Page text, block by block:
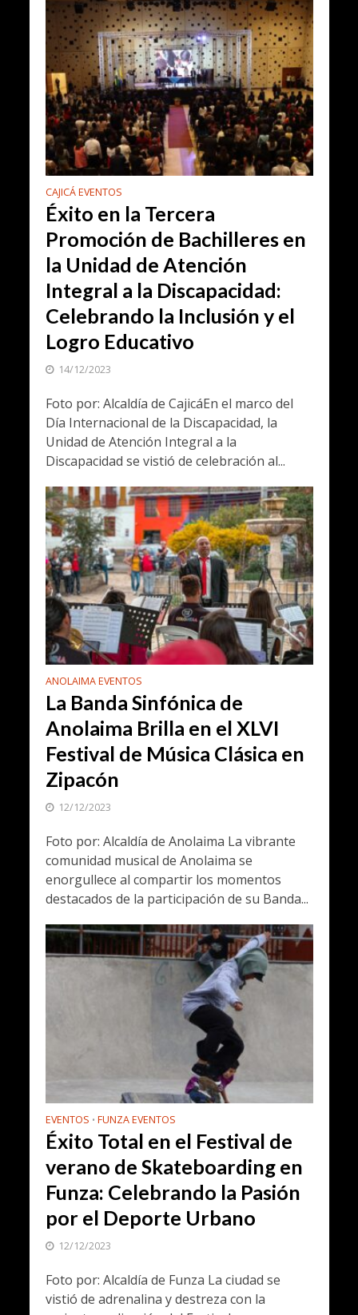
CAJICÁ EVENTOS
Éxito en la Tercera
Promoción de Bachilleres en
la Unidad de Atención
Integral a la Discapacidad:
Celebrando la Inclusión y el
Logro Educativo
14/12/2023
Foto por: Alcaldía de CajicáEn el marco del
Día Internacional de la Discapacidad, la
Unidad de Atención Integral a la
Discapacidad se vistió de celebración al...
ANOLAIMA EVENTOS
La Banda Sinfónica de
Anolaima Brilla en el XLVI
Festival de Música Clásica en
Zipacón
12/12/2023
Foto por: Alcaldía de Anolaima La vibrante
comunidad musical de Anolaima se
enorgullece al compartir los momentos
destacados de la participación de su Banda...
EVENTOS • FUNZA EVENTOS
Éxito Total en el Festival de
verano de Skateboarding en
Funza: Celebrando la Pasión
por el Deporte Urbano
12/12/2023
Foto por: Alcaldía de Funza La ciudad se
vistió de adrenalina y destreza con la